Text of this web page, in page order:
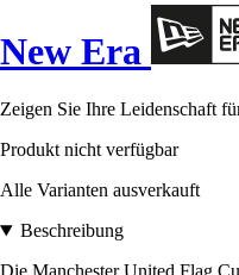
New Era
Zeigen Sie Ihre Leidenschaft
Produkt nicht verfügbar
Alle Varianten ausverkauft
Beschreibung